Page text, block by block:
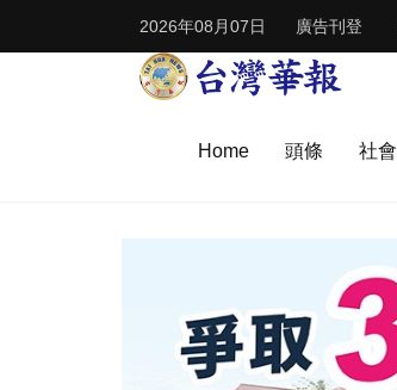
2026年08月07日 廣告刊登
Home 頭條 社會